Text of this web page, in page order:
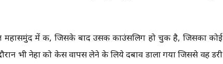
महासमुंद में की, जिसके बाद उसकी काउंसलिग हो चुकी है, जिसका कोई
भी नेहा को केस वापस लेने के लिये दबाव डाला गया जिससे वह डरी